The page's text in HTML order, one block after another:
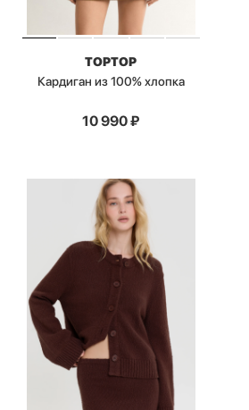
TOPTOP
Кардиган из 100% хлопка
10 990₽